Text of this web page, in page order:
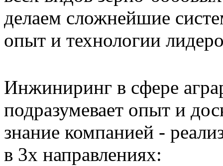
делаем сложнейшие
опыт и технологии
Инжиниринг в сфере
подразумевает опыт и
знание компанией -
в 3х направлениях: